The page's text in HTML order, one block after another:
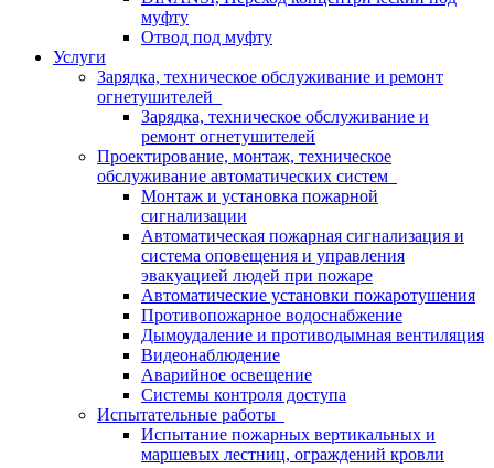
муфту
Отвод под муфту
Услуги
Зарядка, техническое обслуживание и ремонт
огнетушителей
Зарядка, техническое обслуживание и
ремонт огнетушителей
Проектирование, монтаж, техническое
обслуживание автоматических систем
Монтаж и установка пожарной
сигнализации
Автоматическая пожарная сигнализация и
система оповещения и управления
эвакуацией людей при пожаре
Автоматические установки пожаротушения
Противопожарное водоснабжение
Дымоудаление и противодымная вентиляция
Видеонаблюдение
Аварийное освещение
Системы контроля доступа
Испытательные работы
Испытание пожарных вертикальных и
маршевых лестниц, ограждений кровли